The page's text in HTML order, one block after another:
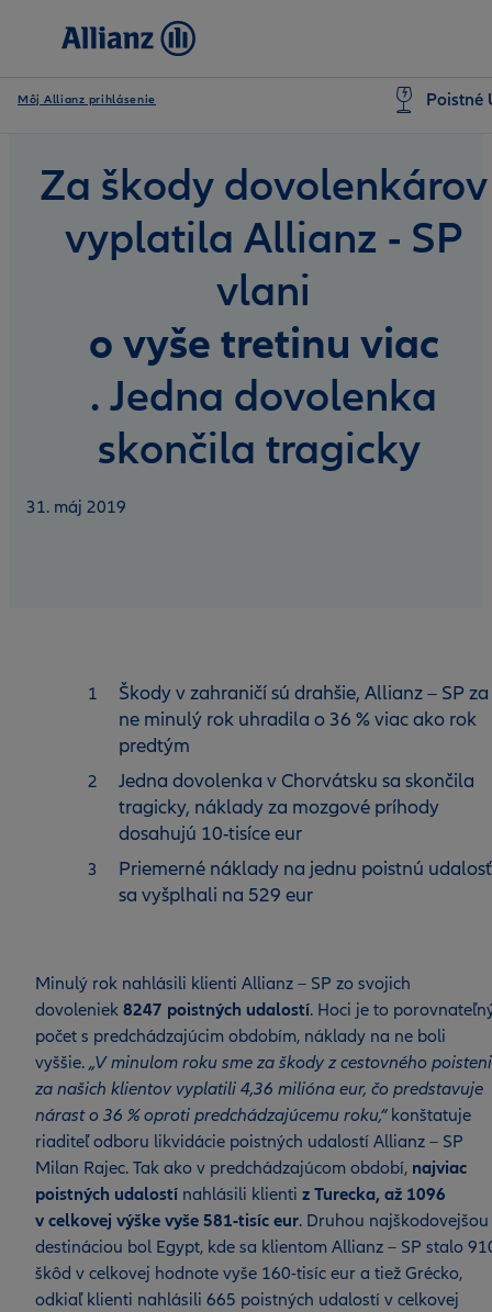
Môj Allianz prihlásenie Poistné
Za škody dovolenkárov
vyplatila Allianz - SP
vlani
o vyše tretinu viac
. Jedna dovolenka
skončila tragicky
31. máj 2019
Škody v zahraničí sú drahšie, Allianz – SP za
ne minulý rok uhradila o 36 % viac ako rok
predtým
Jedna dovolenka v Chorvátsku sa skončila
tragicky, náklady za mozgové príhody
dosahujú 10-tisíce eur
Priemerné náklady na jednu poistnú udalosť
sa vyšplhali na 529 eur
Minulý rok nahlásili klienti Allianz – SP zo svojich
dovoleniek 8247 poistných udalostí. Hoci je to
počet s predchádzajúcim obdobím, náklady na ne boli
vyššie. „V minulom roku sme za škody z cestovného
za našich klientov vyplatili 4,36 milióna eur, čo predstavuje
nárast o 36 % oproti predchádzajúcemu roku,“ konštatuje
riaditeľ odboru likvidácie poistných udalostí Allianz – SP
Milan Rajec. Tak ako v predchádzajúcom období, najviac
poistných udalostí nahlásili klienti z Turecka, až 1096
v celkovej výške vyše 581-tisíc eur. Druhou najškodovejšou
destináciou bol Egypt, kde sa klientom Allianz – SP stalo
škôd v celkovej hodnote vyše 160-tisíc eur a tiež Grécko,
odkiaľ klienti nahlásili 665 poistných udalostí v celkovej